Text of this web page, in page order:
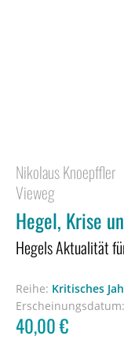
Nikolaus Knoepffler
Vieweg
Hegel, Krise
Hegels Aktualität
Reihe: Kritisches
Erscheinungsdatum:
40,00€